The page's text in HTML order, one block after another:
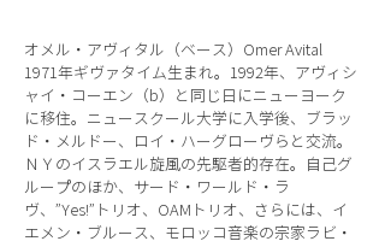
オメル・アヴィタル（ベース）Omer Avital
1971年ギヴァタイム生まれ。1992年、アヴィシ
ャイ・コーエン（b）と同じ日にニューヨーク
に移住。ニュースクール大学に入学後、ブラッ
ド・メルドー、ロイ・ハーグローヴらと交流。
ＮＹのイスラエル旋風の先駆者的存在。自己グ
ループのほか、サード・ワールド・ラ
ヴ、”Yes!”トリオ、OAMトリオ、さらには、イ
エメン・ブルース、モロッコ音楽の宗家ラビ・